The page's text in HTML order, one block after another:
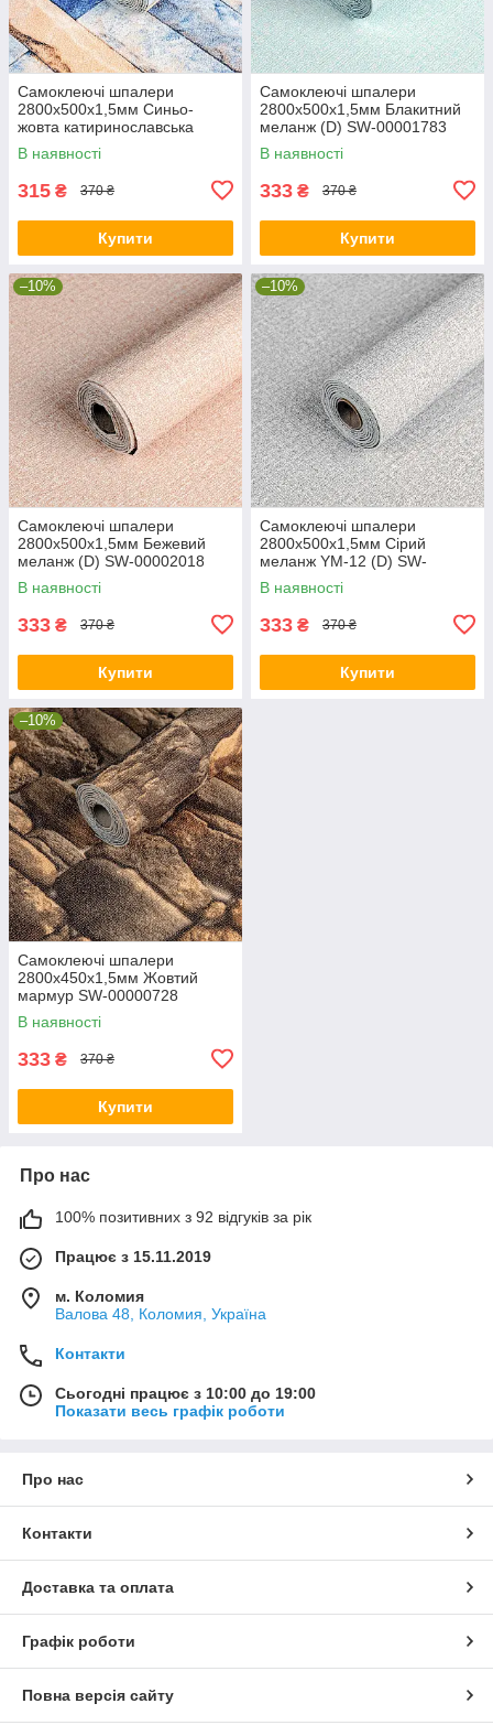
Самоклеючі шпалери
2800х500х1,5мм Синьо-
жовта катиринославська
цегла (D) SW-00001785
В наявності
315 ₴ 370 ₴
Купити
Самоклеючі шпалери
2800х500х1,5мм Блакитний
меланж (D) SW-00001783
В наявності
333 ₴ 370 ₴
Купити
–10%
Самоклеючі шпалери
2800х500х1,5мм Бежевий
меланж (D) SW-00002018
В наявності
333 ₴ 370 ₴
Купити
–10%
Самоклеючі шпалери
2800х500х1,5мм Сірий
меланж YM-12 (D) SW-
00002020
В наявності
333 ₴ 370 ₴
Купити
–10%
Самоклеючі шпалери
2800х450х1,5мм Жовтий
мармур SW-00000728
В наявності
333 ₴ 370 ₴
Купити
Про нас
100% позитивних з 92 відгуків за рік
Працює з 15.11.2019
м. Коломия
Валова 48, Коломия, Україна
Контакти
Сьогодні працює з 10:00 до 19:00
Показати весь графік роботи
Про нас
Контакти
Доставка та оплата
Графік роботи
Повна версія сайту